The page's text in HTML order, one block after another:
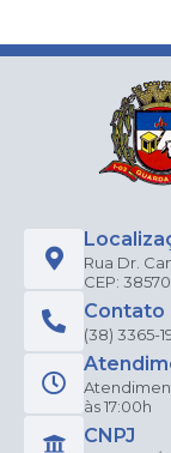
Rua Dr.
CEP:
Contato
(38) 3365-
às 17:00h
CNPJ